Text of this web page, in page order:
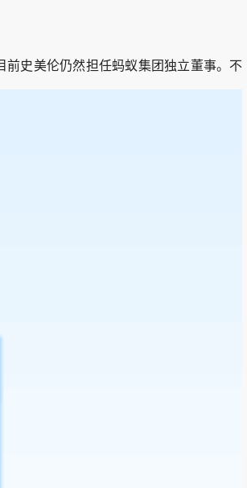
史美伦仍然担任蚂蚁集团独立董事。不